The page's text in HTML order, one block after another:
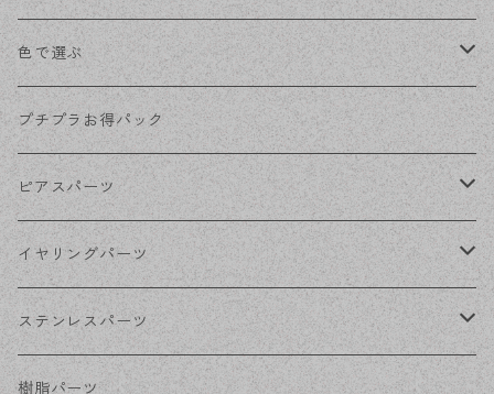
色で選ぶ
KCゴールド
ゴールド
シルバー
ホワイトシルバー
ステンレス・シルバー
プチプラお得パック
ピアスパーツ
ポストピアス
フックピアス
その他ピアス
イヤリングパーツ
ネジばねイヤリング
クリップイヤリング
ステンレスパーツ
ステンレスピアス
樹脂パーツ